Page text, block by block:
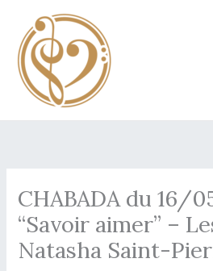
contenu
CHABADA du 16/
“Savoir aimer” –
Natasha Saint-